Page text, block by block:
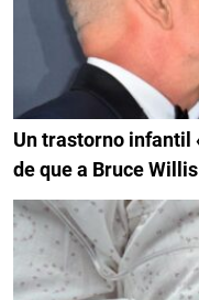
Un trastorno infantil
de que a Bruce